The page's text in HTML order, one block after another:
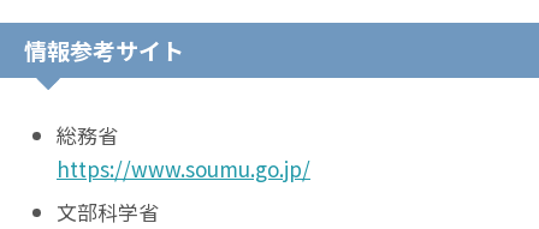
情報参考サイト
総務省
https://www.soumu.go.jp/
文部科学省